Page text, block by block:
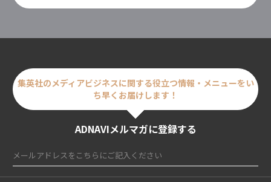
集英社のメディアビジネスに関する役立つ情報・メニューをい
ち早くお届けします！
ADNAVIメルマガに登録する